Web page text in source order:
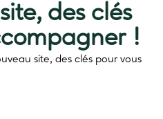
des clés
!
site, des clés pour vous